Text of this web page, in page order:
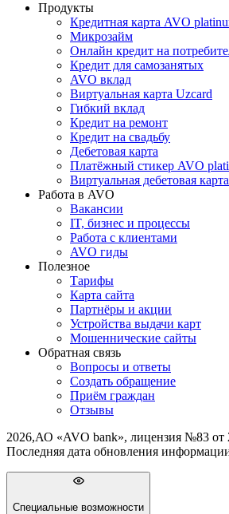
Продукты
Кредитная карта AVO
Микрозайм
Онлайн кредит на
Кредит для самозанятых
AVO вклад
Виртуальная карта Uzcard
Гибкий вклад
Кредит на ремонт
Кредит на свадьбу
Дебетовая карта
Платёжный стикер AVO
Виртуальная дебетовая карта
Работа в AVO
Вакансии
IT, бизнес и процессы
Работа с клиентами
AVO гиды
Полезное
Тарифы
Карта сайта
Партнёры и акции
Устройства выдачи карт
Мошеннические cайты
Обратная связь
Вопросы и ответы
Создать обращение
Приём граждан
Отзывы
2026,АО «AVO bank», лицензия №83 от
Последняя дата обновления
Специальные возможности